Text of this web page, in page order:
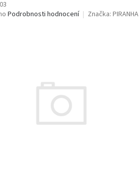
Podrobnosti hodnocení Značka: PIRANHA